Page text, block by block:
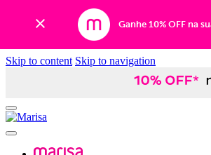
Ganhe 10% OFF na
Skip to content Skip to navigation